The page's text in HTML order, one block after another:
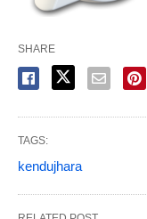
SHARE
TAGS:
kendujhara